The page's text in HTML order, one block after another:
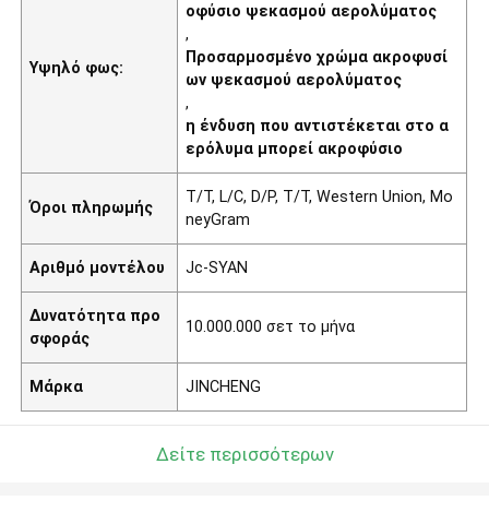
Υψηλό φως:
οφύσιο ψεκασμού αερολύματος
,
Προσαρμοσμένο χρώμα ακροφυσί
ων ψεκασμού αερολύματος
,
η ένδυση που αντιστέκεται στο α
ερόλυμα μπορεί ακροφύσιο
Όροι πληρωμής
T/T, L/C, D/P, T/T, Western Union, Mo
neyGram
Αριθμό μοντέλου Jc-SYAN
Δυνατότητα προ
σφοράς
10.000.000 σετ το μήνα
Μάρκα JINCHENG
Δείτε περισσότερων